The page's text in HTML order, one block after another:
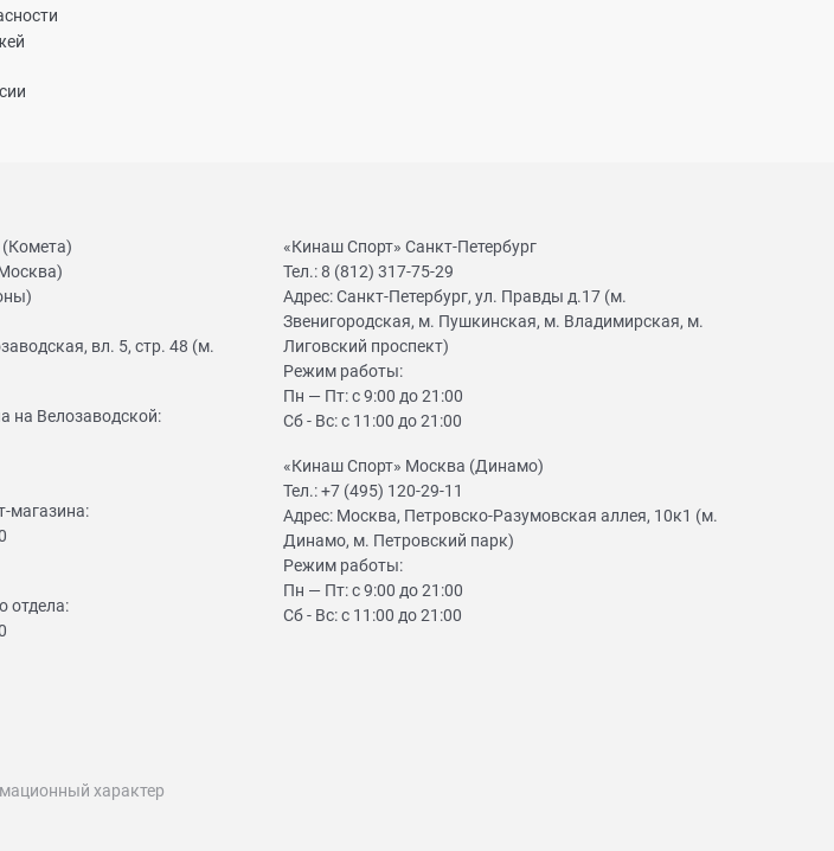
вл. 5, стр. 48 (м.
на Велозаводской:
магазина:
отдела:
«Кинаш Спорт» Санкт-Петербург
Тел.: 8 (812) 317-75-29
Адрес:Санкт-Петербург, ул. Правды д.17 (м.
Звенигородская, м. Пушкинская, м. Владимирская, м.
Лиговский проспект)
Режим работы:
Пн — Пт: с 9:00 до 21:00
Сб - Вс: с 11:00 до 21:00
«Кинаш Спорт» Москва (Динамо)
Тел.: +7 (495) 120-29-11
Адрес:Москва, Петровско-Разумовская аллея, 10к1 (м.
Динамо, м. Петровский парк)
Режим работы:
Пн — Пт: с 9:00 до 21:00
Сб - Вс: с 11:00 до 21:00
характер